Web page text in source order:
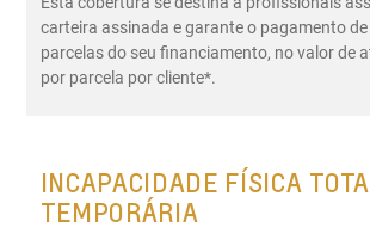
carteira assinada e garante o pagamento
parcelas do seu financiamento, no valor de
por parcela por cliente*.
INCAPACIDADE FÍSICA
TEMPORÁRIA